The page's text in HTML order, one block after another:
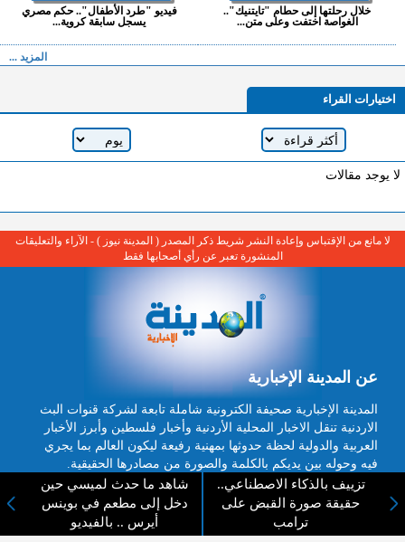
خلال رحلتها إلى حطام "تايتنيك"..
الغواصة اختفت وعلى متن...
فيديو "طرد الأطفال".. حكم مصري
يسجل سابقة كروية...
المزيد ...
اختيارات القراء
لا يوجد مقالات
تزييف بالذكاء الاصطناعي..
حقيقة صورة القبض على
ترامب
شاهد ما حدث لميسي حين
دخل إلى مطعم في بوينس
أيرس .. بالفيديو
لا مانع من الإقتباس وإعادة النشر شريط ذكر المصدر ( المدينة نيوز ) - الآراء والتعليقات
المنشورة تعبر عن رأي أصحابها فقط
عن المدينة الإخبارية
المدينة الإخبارية صحيفة الكترونية شاملة تابعة لشركة قنوات البث
الاردنية تنقل الاخبار المحلية الأردنية وأخبار فلسطين وأبرز الأخبار
العربية والدولية لحظة حدوثها بمهنية رفيعة ليكون العالم بما يجري
فيه وحوله بين يديكم بالكلمة والصورة من مصادرها الحقيقية.
عن الشركة
اتصل بنا